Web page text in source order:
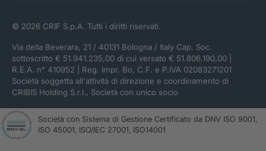
© 2026 CRIF S.p.A. Tutti i diritti riservati.
Via della Beverara, 21 / 40131 Bologna / Italy Cap. Soc.
sottoscritto € 51.941.235,00 di cui versato € 51.806.190,00 |
R.E.A. n° 410952 | Reg. Impr. Bo, C.F. e P.IVA 02083271201
Società soggetta all'attività di direzione e coordinamento di
CRIBIS Holding S.r.l., Società con unico socio
Società con Sistema di Gestione Certificato da DNV ISO 9001,
ISO 45001, ISO/IEC 27001, ISO14001